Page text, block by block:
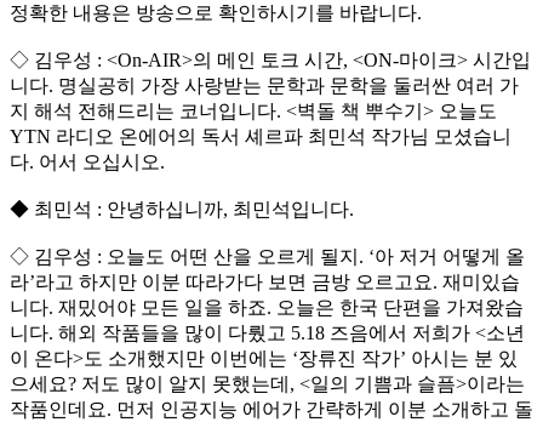
정확한 내용은 방송으로 확인하시기를 바랍니다.
◇ 김우성 : <On-AIR>의 메인 토크 시간, <ON-마이크> 시간입
니다. 명실공히 가장 사랑받는 문학과 문학을 둘러싼 여러 가
지 해석 전해드리는 코너입니다. <벽돌 책 뿌수기> 오늘도
YTN 라디오 온에어의 독서 셰르파 최민석 작가님 모셨습니
다. 어서 오십시오.
◆ 최민석 : 안녕하십니까, 최민석입니다.
◇ 김우성 : 오늘도 어떤 산을 오르게 될지. ‘아 저거 어떻게 올
라’라고 하지만 이분 따라가다 보면 금방 오르고요. 재미있습
니다. 재밌어야 모든 일을 하죠. 오늘은 한국 단편을 가져왔습
니다. 해외 작품들을 많이 다뤘고 5.18 즈음에서 저희가 <소년
이 온다>도 소개했지만 이번에는 ‘장류진 작가’ 아시는 분 있
으세요? 저도 많이 알지 못했는데, <일의 기쁨과 슬픔>이라는
작품인데요. 먼저 인공지능 에어가 간략하게 이분 소개하고 돌